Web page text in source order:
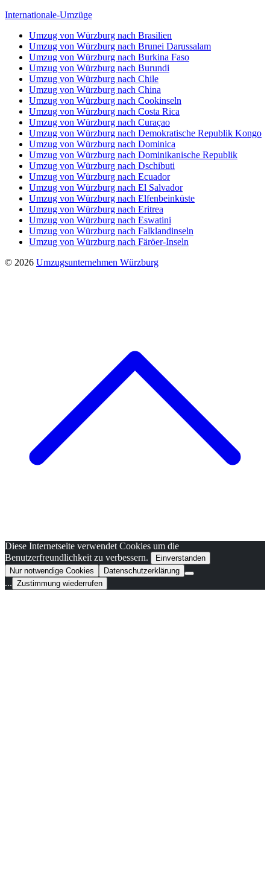
Internationale-Umzüge
Umzug von Würzburg nach Brasilien
Umzug von Würzburg nach Brunei Darussalam
Umzug von Würzburg nach Burkina Faso
Umzug von Würzburg nach Burundi
Umzug von Würzburg nach Chile
Umzug von Würzburg nach China
Umzug von Würzburg nach Cookinseln
Umzug von Würzburg nach Costa Rica
Umzug von Würzburg nach Curaçao
Umzug von Würzburg nach Demokratische Republik Kongo
Umzug von Würzburg nach Dominica
Umzug von Würzburg nach Dominikanische Republik
Umzug von Würzburg nach Dschibuti
Umzug von Würzburg nach Ecuador
Umzug von Würzburg nach El Salvador
Umzug von Würzburg nach Elfenbeinküste
Umzug von Würzburg nach Eritrea
Umzug von Würzburg nach Eswatini
Umzug von Würzburg nach Falklandinseln
Umzug von Würzburg nach Färöer-Inseln
© 2026 Umzugsunternehmen Würzburg
Diese Internetseite verwendet Cookies um die
Benutzerfreundlichkeit zu verbessern.
Einverstanden
Nur notwendige Cookies
Datenschutzerklärung
... Zustimmung wiederrufen